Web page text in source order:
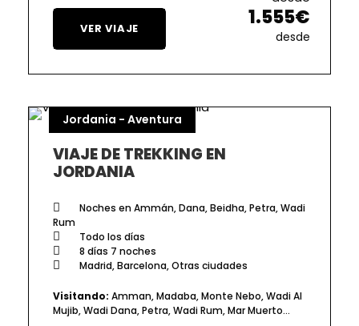
VER VIAJE 1.555€
desde
Jordania - Aventura
VIAJE DE TREKKING EN
JORDANIA
Noches en Ammán, Dana, Beidha, Petra, Wadi
Rum
Todo los días
8 días 7 noches
Madrid, Barcelona, Otras ciudades
Visitando: Amman, Madaba, Monte Nebo, Wadi Al
Mujib, Wadi Dana, Petra, Wadi Rum, Mar Muerto…